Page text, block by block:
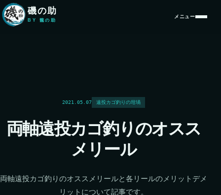
本文へ移動磯の助
BY 籠の助
メニュー
2021.05.07 遠投カゴ釣りの坩堝
両軸遠投カゴ釣りのオスス
メリール
両軸遠投カゴ釣りのオススメリールと各リールのメリットデメ
リットについて記事です。